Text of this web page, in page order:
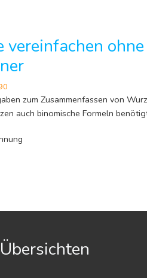
vereinfachen ohne
zum Zusammenfassen von
auch binomische Formeln
Übersichten